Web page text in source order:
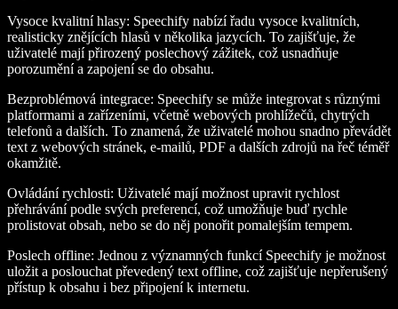
Vysoce kvalitní hlasy: Speechify nabízí řadu vysoce kvalitních,
realisticky znějících hlasů v několika jazycích. To zajišťuje, že
uživatelé mají přirozený poslechový zážitek, což usnadňuje
porozumění a zapojení se do obsahu.
Bezproblémová integrace: Speechify se může integrovat s různými
platformami a zařízeními, včetně webových prohlížečů, chytrých
telefonů a dalších. To znamená, že uživatelé mohou snadno převádět
text z webových stránek, e-mailů, PDF a dalších zdrojů na řeč téměř
okamžitě.
Ovládání rychlosti: Uživatelé mají možnost upravit rychlost
přehrávání podle svých preferencí, což umožňuje buď rychle
prolistovat obsah, nebo se do něj ponořit pomalejším tempem.
Poslech offline: Jednou z významných funkcí Speechify je možnost
uložit a poslouchat převedený text offline, což zajišťuje nepřerušený
přístup k obsahu i bez připojení k internetu.